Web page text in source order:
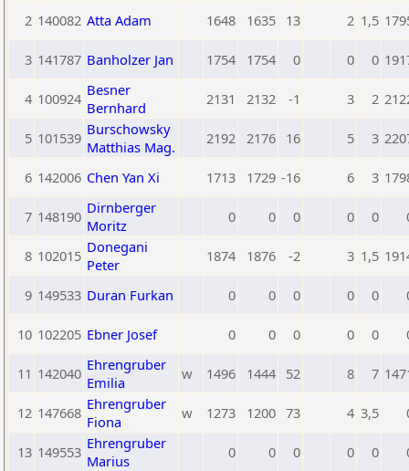
2 140082 Atta Adam 1648 1635 13 2 1,5
3 141787 Banholzer Jan 1754 1754 0 0 0
4 100924 Besner
Bernhard
2131 2132 -1 3 2
5 101539 Burschowsky
Matthias Mag.
2192 2176 16 5 3
6 142006 Chen Yan Xi 1713 1729 -16 6 3
7 148190 Dirnberger
Moritz
0 0 0 0 0
8 102015 Donegani
Peter
1874 1876 -2 3 1,5
9 149533 Duran Furkan 0 0 0 0 0
10 102205 Ebner Josef 0 0 0 0 0
11 142040 Ehrengruber
Emilia
w 1496 1444 52 8 7
12 147668 Ehrengruber
Fiona
w 1273 1200 73 4 3,5
13 149553 Ehrengruber
Marius
0 0 0 0 0